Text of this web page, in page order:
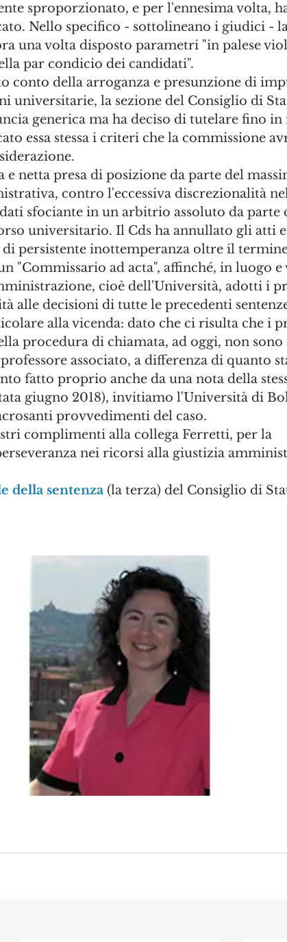
sproporzionato, e per l'ennesima volta,
Nello specifico - sottolineano i giudici -
una volta disposto parametri "in palese
par condicio dei candidati".
conto della arroganza e presunzione di
universitarie, la sezione del Consiglio di
generica ma ha deciso di tutelare fino
essa stessa i criteri che la commissione
netta presa di posizione da parte del
contro l'eccessiva discrezionalità
sfociante in un arbitrio assoluto da parte
universitario. Il Cds ha annullato gli atti
di persistente inottemperanza oltre il
"Commissario ad acta", affinché, in luogo e
cioè dell'Università, adotti i
alle decisioni di tutte le precedenti
alla vicenda: dato che ci risulta che i
procedura di chiamata, ad oggi, non sono
associato, a differenza di quanto
fatto proprio anche da una nota della
giugno 2018), invitiamo l'Università di
provvedimenti del caso.
complimenti alla collega Ferretti, per la
nei ricorsi alla giustizia
della sentenza (la terza) del Consiglio di